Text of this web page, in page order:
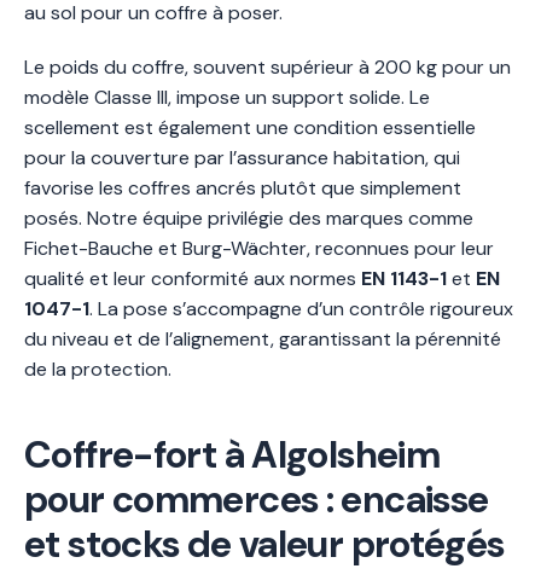
au sol pour un coffre à poser.
Le poids du coffre, souvent supérieur à 200 kg pour un
modèle Classe III, impose un support solide. Le
scellement est également une condition essentielle
pour la couverture par l’assurance habitation, qui
favorise les coffres ancrés plutôt que simplement
posés. Notre équipe privilégie des marques comme
Fichet-Bauche et Burg-Wächter, reconnues pour leur
qualité et leur conformité aux normes EN 1143-1et EN
1047-1. La pose s’accompagne d’un contrôle rigoureux
du niveau et de l’alignement, garantissant la pérennité
de la protection.
Coffre-fort à Algolsheim
pour commerces : encaisse
et stocks de valeur protégés